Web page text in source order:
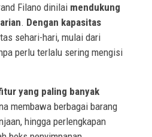
Filano dinilai mendukung
. Dengan kapasitas
sehari-hari, mulai dari
perlu terlalu sering mengisi
yang paling banyak
membawa berbagai barang
hingga perlengkapan